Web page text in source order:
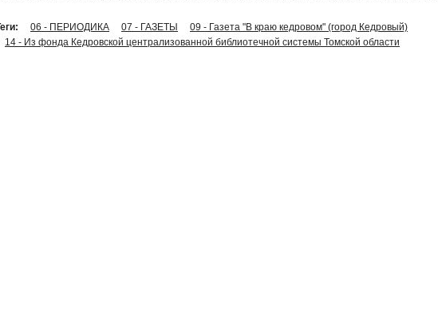
06 - ПЕРИОДИКА 07 - ГАЗЕТЫ
09 - Газета "В краю кедровом" (город Кедровый)
14 - Из фонда Кедровской централизованной библиотечной системы Томской области